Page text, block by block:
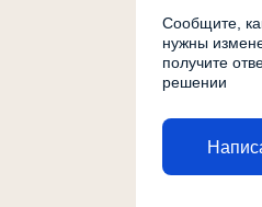
Сообщите,
нужны
получите
решении